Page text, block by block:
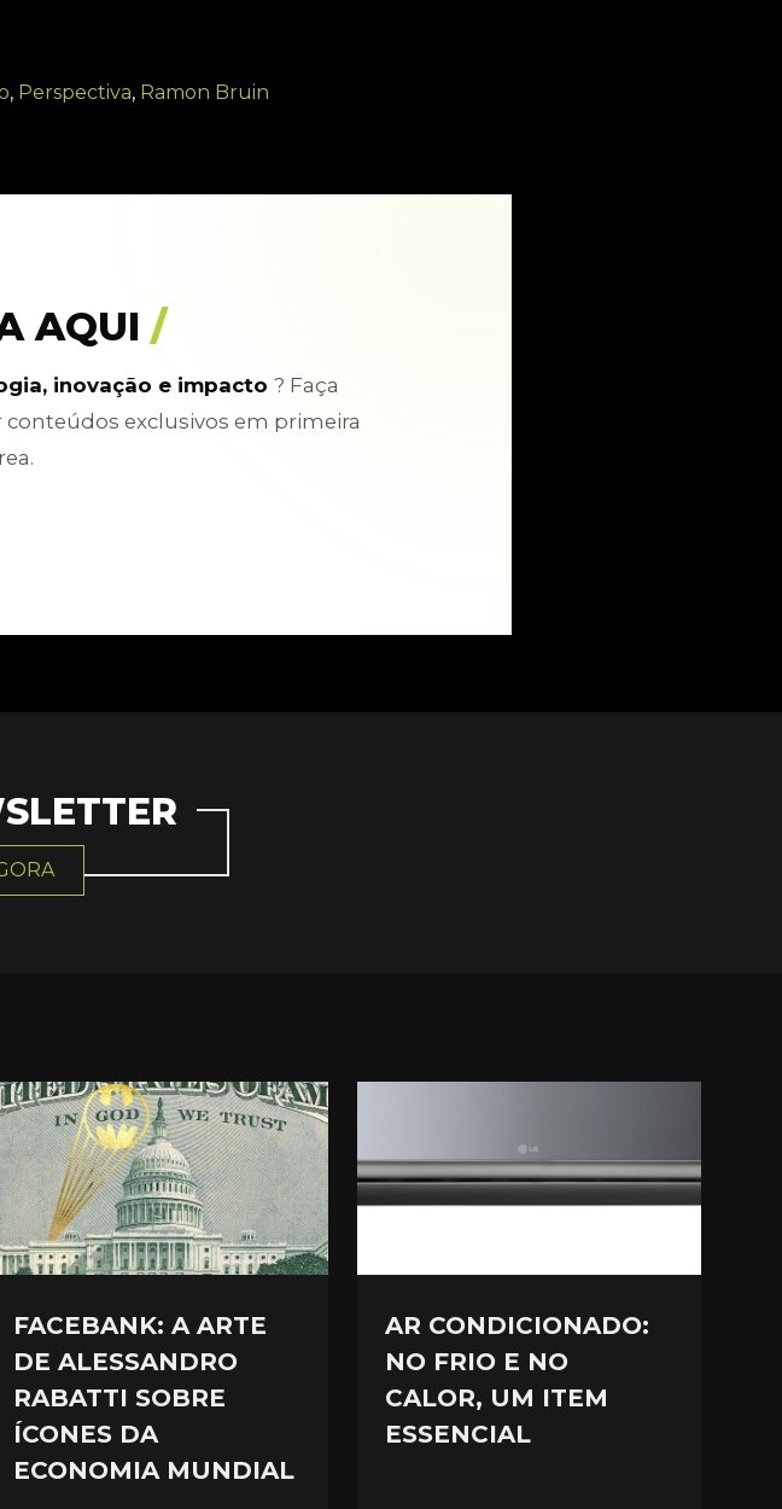
, Perspectiva, Ramon Bruin
AQUI /
inovação e impacto ? Faça
exclusivos em primeira
FACEBANK: A ARTE
DE ALESSANDRO
RABATTI SOBRE
ÍCONES DA
ECONOMIA MUNDIAL
AR CONDICIONADO:
NO FRIO E NO
CALOR, UM ITEM
ESSENCIAL